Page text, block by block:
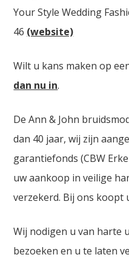
Your Style Wedding
46 (website)
Wilt u kans maken op
dan nu in.
De Ann & John
dan 40 jaar, wij zijn
garantiefonds (CBW
uw aankoop in veilige
verzekerd. Bij ons koopt
Wij nodigen u van harte
bezoeken en u te laten